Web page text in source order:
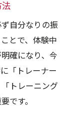
法
自分なりの振
とで、体験中
確になり、今
「トレーナー
トレーニング
です。